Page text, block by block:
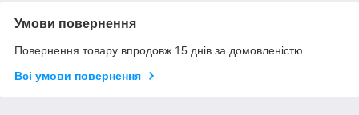
Умови повернення
Повернення товару впродовж 15 днів за домовленістю
Всі умови повернення